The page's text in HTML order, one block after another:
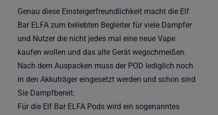
Genau diese Einsteigerfreundlichkeit macht die Elf
Bar ELFA zum beliebten Begleiter für viele Dampfer
und Nutzer die nicht jedes mal eine neue Vape
kaufen wollen und das alte Gerät wegschmeißen.
Nach dem Auspacken muss der POD lediglich noch
in den Akkuträger eingesetzt werden und schon sind
Sie Dampfbereit.
Für die Elf Bar ELFA Pods wird ein sogenanntes